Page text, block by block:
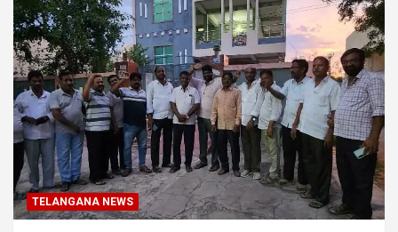
TELANGANA NEWS